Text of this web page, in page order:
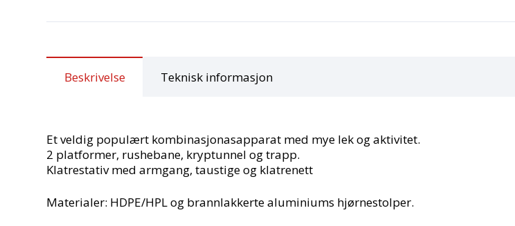
Beskrivelse Teknisk informasjon
Et veldig populært kombinasjonasapparat med mye lek og aktivitet.
2 platformer, rushebane, kryptunnel og trapp.
Klatrestativ med armgang, taustige og klatrenett
Materialer: HDPE/HPL og brannlakkerte aluminiums hjørnestolper.